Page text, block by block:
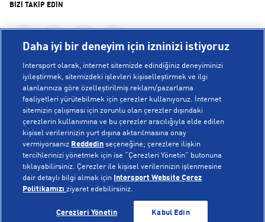
SEPETE EKLE
SEPETE EKLE
BİZİ TAKİP EDİN
KURUMSAL
Hakkımızda
Mağazalarımız
Bilgi Toplumu Hizmetleri
Gizlilik Politikası
İşlem Rehberi
YARDIM
Sipariş Takibi
İptal & İade
Sıkça Sorulan Sorular
POPÜLER KOLEKSİYONLAR
Voleybol Milli Takım Formaları
Daha iyi bir deneyim için izninizi istiyoruz
Intersport olarak, internet sitemizde edindiğiniz deneyiminizi
iyileştirmek, sitemizdeki işlevleri kişiselleştirmek ve ilgi
alanlarınıza göre özelleştirilmiş reklam/pazarlama
faaliyetleri yürütebilmek için çerezler kullanıyoruz. İnternet
sitemizin çalışması için zorunlu olan çerezler dışındaki
çerezlerin kullanımına ve bu çerezler aracılığıyla elde edilen
kişisel verilerinizin yurt dışına aktarılmasına onay
vermiyorsanız Reddedin seçeneğine; çerezlere ilişkin
tercihlerinizi yönetmek için ise “Çerezleri Yönetin” butonuna
tıklayabilirsiniz. Çerezler ile kişisel verilerinizin işlenmesine
dair detaylı bilgi almak için
Intersport Website Çerez
Politikamızıziyaret edebilirsiniz.
Çerezleri Yönetin Kabul Edin